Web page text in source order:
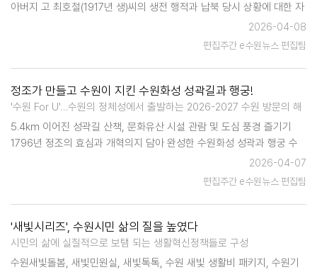
아버지 고 최호철(1917년 생)씨의 생전 행적과 납북 당시 상황에 대한 자
료를 찾기 위해 오랜 시간 여러 기관을 찾아다니며 도움을 요청했다. 수
많은 기관에 공문을 보내 자료를 요청했지만 '자료 없음'이라는 회신만…
2026-04-08
편집주간 e수원뉴스 편집팀
정조가 만들고 수원이 지킨 수원화성 성곽길과 행궁!
'수원 For U'…수원의 정체성에서 출발하는 2026-2027 수원 방문의 해
5.4㎞ 이어진 성곽길 산책, 문화유산 시설 관람 및 도심 풍경 즐기기
1796년 정조의 효심과 개혁의지 담아 완성한 수원화성 성곽과 행궁 수
원시의 꾸준한 복원·보수로 옛모습 되찾아…자긍심 고취·가치 인정 …
2026-04-07
편집주간 e수원뉴스 편집팀
'새빛시리즈', 수원시민 삶의 질을 높였다
시민의 삶에 실질적으로 보탬 되는 생활혁신정책들로 구성
수원새빛돌봄, 새빛민원실, 새빛톡톡, 수원 새빛 생활비 패키지, 수원기